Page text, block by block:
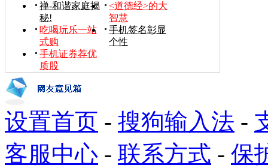
禅-和谐家庭揭
秘!
<道德经>的大
智慧
吃喝玩乐一站
式购
手机签名彰显
个性
手机证券荐优
质股
设置首页 - 搜狗输入法 -
客服中心 - 联系方式 - 保